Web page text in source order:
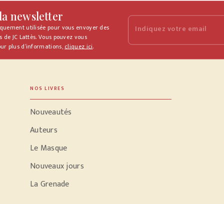
newsletter
utilisée pour vous envoyer des
JC Lattès. Vous pouvez vous
plus d’informations,cliquez ici.
Indiquez votre email
NOS LIVRES
Nouveautés
Auteurs
Le Masque
Nouveaux jours
La Grenade